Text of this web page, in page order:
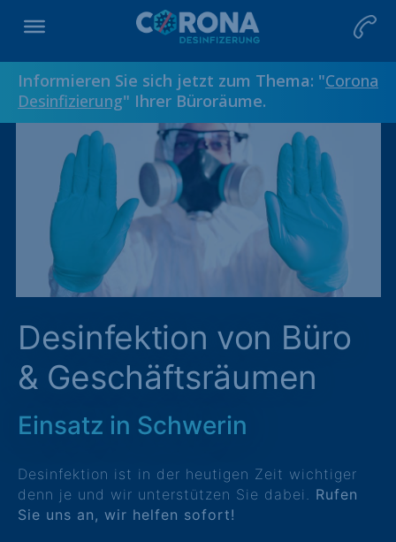
Informieren Sie sich jetzt zum Thema: "Corona
Desinfizierung" Ihrer Büroräume.
Desinfektion von Büro
& Geschäftsräumen
Einsatz in Schwerin
Desinfektion ist in der heutigen Zeit wichtiger
denn je und wir unterstützen Sie dabei. Rufen
Sie uns an, wir helfen sofort!